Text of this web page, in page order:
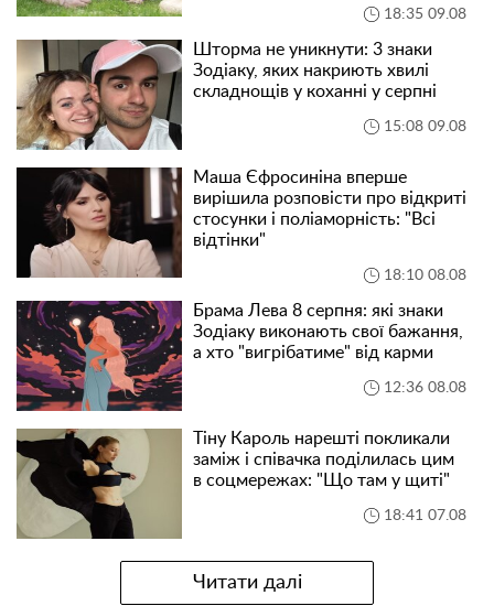
18:35 09.08
Шторма не уникнути: 3 знаки
Зодіаку, яких накриють хвилі
складнощів у коханні у серпні
15:08 09.08
Маша Єфросиніна вперше
вирішила розповісти про відкриті
стосунки і поліаморність: "Всі
відтінки"
18:10 08.08
Брама Лева 8 серпня: які знаки
Зодіаку виконають свої бажання,
а хто "вигрібатиме" від карми
12:36 08.08
Тіну Кароль нарешті покликали
заміж і співачка поділилась цим
в соцмережах: "Що там у щиті"
18:41 07.08
Читати далі